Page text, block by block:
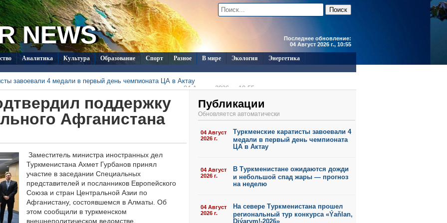
NEWS
Последнее обновление:
04 Август 2026 г., 10:55
Аналитика Культура Образование Спорт Разное В мире Экология
Энергетика
завоевали 4 медали в первый день чемпионата ЦА в Актау
04 Август 2026 г., 10:55
дожди и небольшой спад жары — прогноз на
04 Август 2026 г., 10:52
прошел региональный тур конкурса «Ýaňlan,
04 Август 2026 г., 10:50
планируется провести Всемирный форум ООН по
04 Август 2026 г., 10:48
международную платформу «Международное право»
04 Август 2026 г., 10:05
04 Август 2026 г., 10:03
поддержку
Афганистана
Заместитель министра иностранных дел
Туркменистана Ахмет Гурбанов принял
участие в заседании Специальных
представителей и посланников Европейского
Союза и стран Центральной Азии по
Афганистану, состоявшемся в Алматы. Об
этом сообщили в туркменском
внешнеполитическом ведомстве.
Публикации
Обновляется автоматически
04 Август
2026 г.
Туркменские каратисты завоевали 4
медали в первый день чемпионата
ЦА в Актау
04 Август
2026 г.
В Туркменистане ожидаются дожди
и небольшой спад жары — прогноз
на неделю
04 Август
2026 г.
На севере Туркменистана прошел
региональный тур конкурса «Ýaňlan,
Diýarym!-2026»